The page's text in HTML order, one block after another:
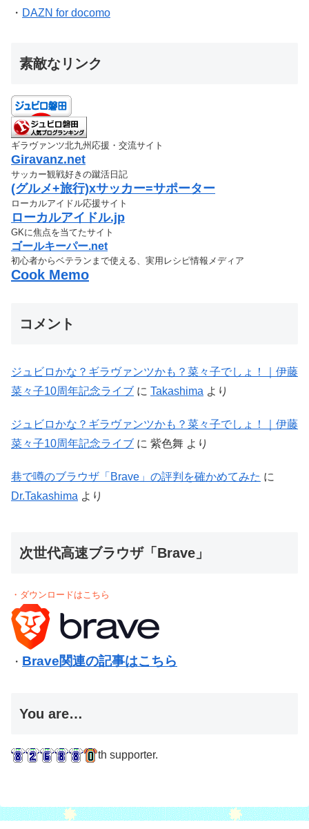
・ DAZN for docomo
素敵なリンク
ギラヴァンツ北九州応援・交流サイト
Giravanz.net
サッカー観戦好きの蹴活日記
(グルメ+旅行)xサッカー=サポーター
ローカルアイドル応援サイト
ローカルアイドル.jp
GKに焦点を当てたサイト
ゴールキーパー.net
初心者からベテランまで使える、実用レシピ情報メディア
Cook Memo
コメント
ジュビロかな？ギラヴァンツかも？菜々子でしょ！｜伊藤
菜々子10周年記念ライブ に Takashima より
ジュビロかな？ギラヴァンツかも？菜々子でしょ！｜伊藤
菜々子10周年記念ライブ に 紫色舞 より
巷で噂のブラウザ「Brave」の評判を確かめてみた に
Dr.Takashima より
次世代高速ブラウザ「Brave」
・ダウンロードはこちら
・ Brave関連の記事はこちら
You are…
th supporter.